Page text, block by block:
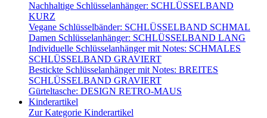
Nachhaltige Schlüsselanhänger: SCHLÜSSELBAND
KURZ
Vegane Schlüsselbänder: SCHLÜSSELBAND SCHMAL
Damen Schlüsselanhänger: SCHLÜSSELBAND LANG
Individuelle Schlüsselanhänger mit Notes: SCHMALES
SCHLÜSSELBAND GRAVIERT
Bestickte Schlüsselanhänger mit Notes: BREITES
SCHLÜSSELBAND GRAVIERT
Gürteltasche: DESIGN RETRO-MAUS
Kinderartikel
Zur Kategorie Kinderartikel